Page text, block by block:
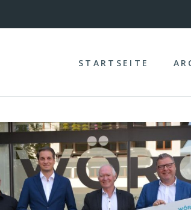
STARTSEITE